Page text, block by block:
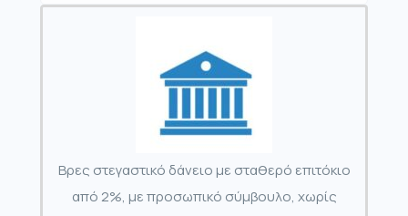
Βρες στεγαστικό δάνειο με σταθερό επιτόκιο
από 2%, με προσωπικό σύμβουλο, χωρίς